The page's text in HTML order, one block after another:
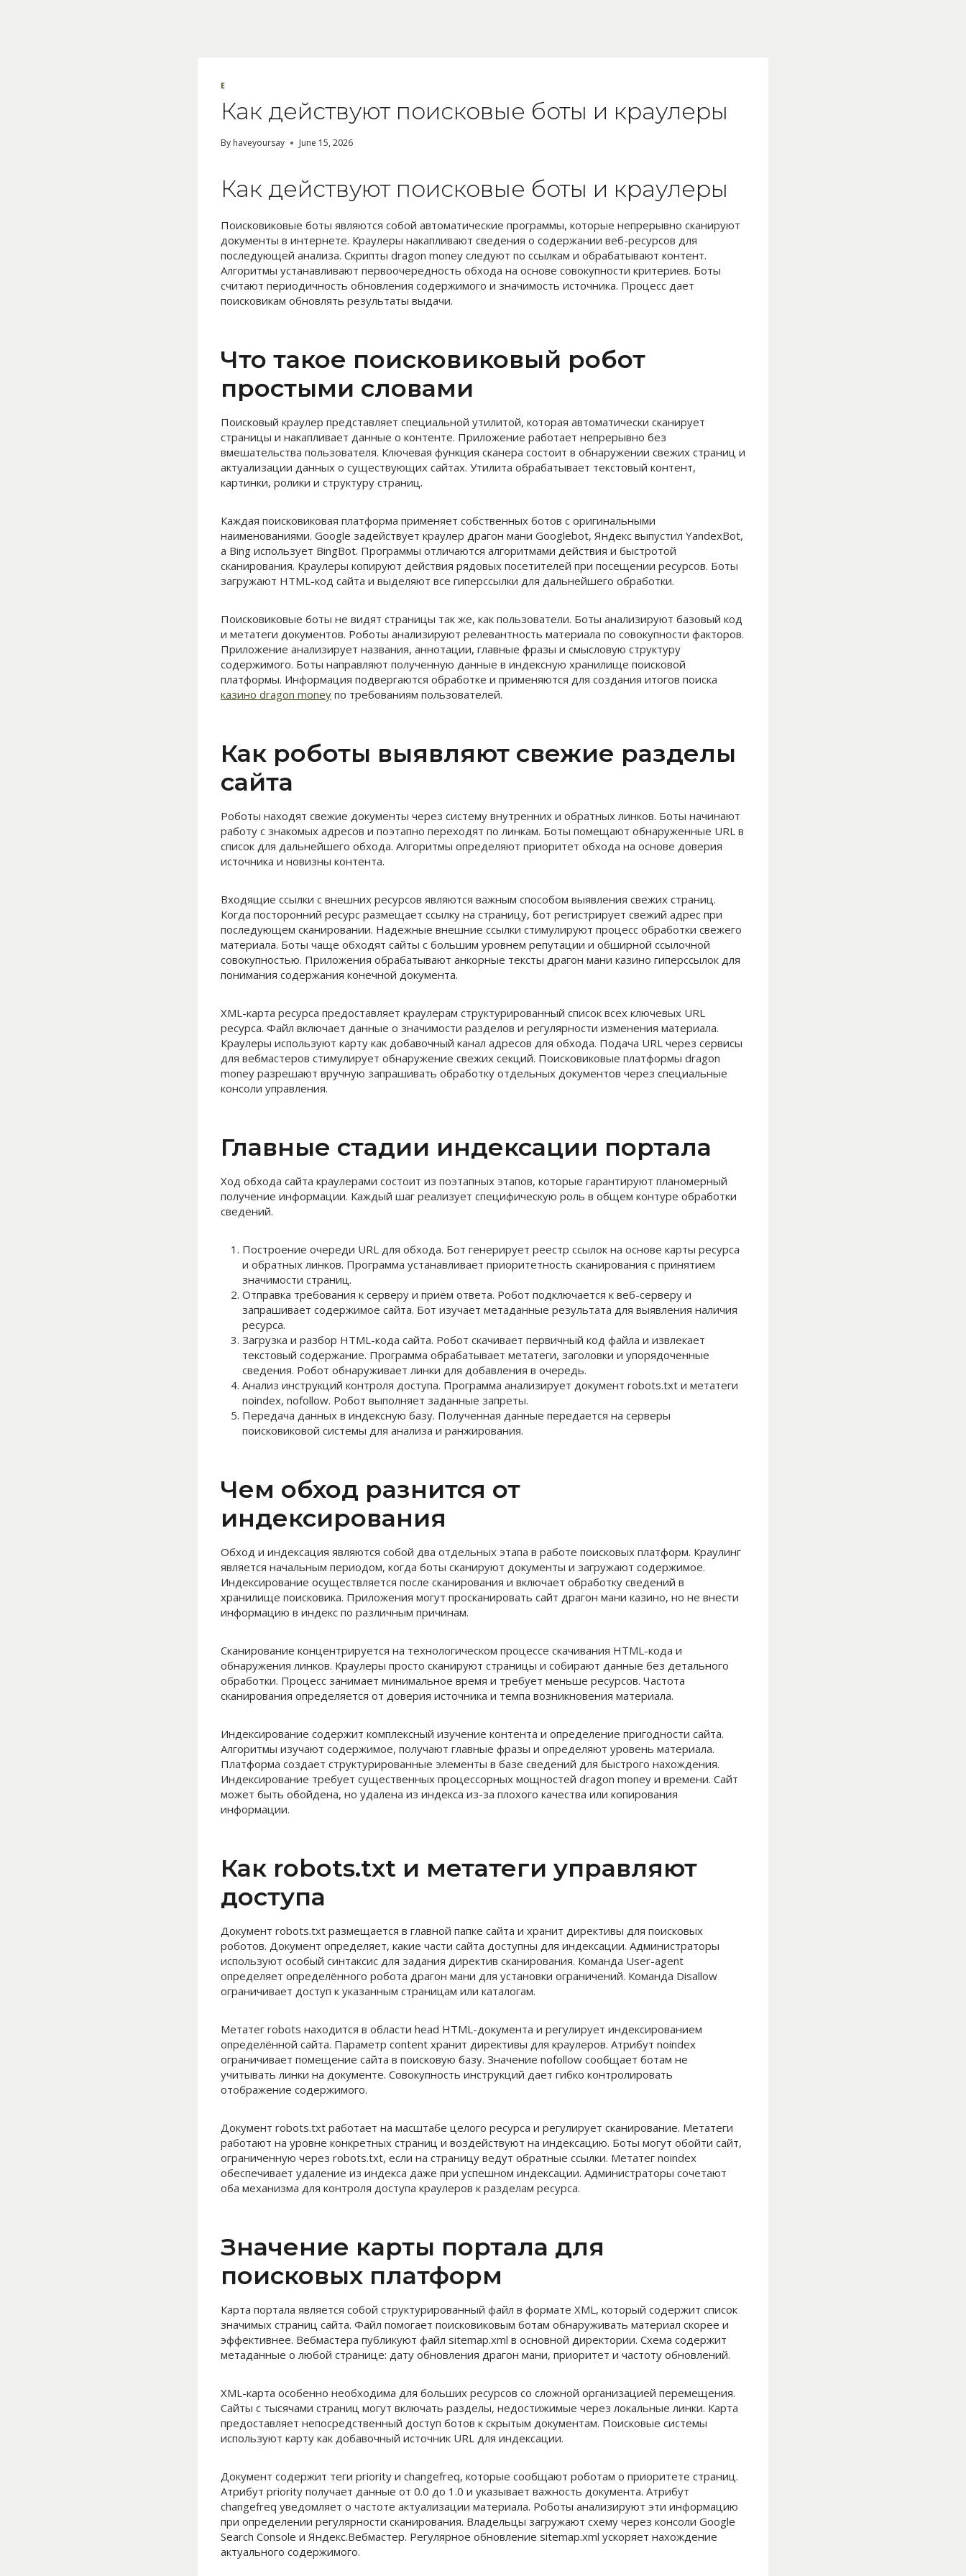
E
Как действуют поисковые боты и краулеры
By haveyoursay June 15, 2026
Как действуют поисковые боты и краулеры
Поисковиковые боты являются собой автоматические программы, которые непрерывно сканируют
документы в интернете. Краулеры накапливают сведения о содержании веб-ресурсов для
последующей анализа. Скрипты dragon money следуют по ссылкам и обрабатывают контент.
Алгоритмы устанавливают первоочередность обхода на основе совокупности критериев. Боты
считают периодичность обновления содержимого и значимость источника. Процесс дает
поисковикам обновлять результаты выдачи.
Что такое поисковиковый робот
простыми словами
Поисковый краулер представляет специальной утилитой, которая автоматически сканирует
страницы и накапливает данные о контенте. Приложение работает непрерывно без
вмешательства пользователя. Ключевая функция сканера состоит в обнаружении свежих страниц и
актуализации данных о существующих сайтах. Утилита обрабатывает текстовый контент,
картинки, ролики и структуру страниц.
Каждая поисковиковая платформа применяет собственных ботов с оригинальными
наименованиями. Google задействует краулер драгон мани Googlebot, Яндекс выпустил YandexBot,
а Bing использует BingBot. Программы отличаются алгоритмами действия и быстротой
сканирования. Краулеры копируют действия рядовых посетителей при посещении ресурсов. Боты
загружают HTML-код сайта и выделяют все гиперссылки для дальнейшего обработки.
Поисковиковые боты не видят страницы так же, как пользователи. Боты анализируют базовый код
и метатеги документов. Роботы анализируют релевантность материала по совокупности факторов.
Приложение анализирует названия, аннотации, главные фразы и смысловую структуру
содержимого. Боты направляют полученную данные в индексную хранилище поисковой
платформы. Информация подвергаются обработке и применяются для создания итогов поиска
казино dragon money по требованиям пользователей.
Как роботы выявляют свежие разделы
сайта
Роботы находят свежие документы через систему внутренних и обратных линков. Боты начинают
работу с знакомых адресов и поэтапно переходят по линкам. Боты помещают обнаруженные URL в
список для дальнейшего обхода. Алгоритмы определяют приоритет обхода на основе доверия
источника и новизны контента.
Входящие ссылки с внешних ресурсов являются важным способом выявления свежих страниц.
Когда посторонний ресурс размещает ссылку на страницу, бот регистрирует свежий адрес при
последующем сканировании. Надежные внешние ссылки стимулируют процесс обработки свежего
материала. Боты чаще обходят сайты с большим уровнем репутации и обширной ссылочной
совокупностью. Приложения обрабатывают анкорные тексты драгон мани казино гиперссылок для
понимания содержания конечной документа.
XML-карта ресурса предоставляет краулерам структурированный список всех ключевых URL
ресурса. Файл включает данные о значимости разделов и регулярности изменения материала.
Краулеры используют карту как добавочный канал адресов для обхода. Подача URL через сервисы
для вебмастеров стимулирует обнаружение свежих секций. Поисковиковые платформы dragon
money разрешают вручную запрашивать обработку отдельных документов через специальные
консоли управления.
Главные стадии индексации портала
Ход обхода сайта краулерами состоит из поэтапных этапов, которые гарантируют планомерный
получение информации. Каждый шаг реализует специфическую роль в общем контуре обработки
сведений.
Построение очереди URL для обхода. Бот генерирует реестр ссылок на основе карты ресурса
и обратных линков. Программа устанавливает приоритетность сканирования с принятием
значимости страниц.
Отправка требования к серверу и приём ответа. Робот подключается к веб-серверу и
запрашивает содержимое сайта. Бот изучает метаданные результата для выявления наличия
ресурса.
Загрузка и разбор HTML-кода сайта. Робот скачивает первичный код файла и извлекает
текстовый содержание. Программа обрабатывает метатеги, заголовки и упорядоченные
сведения. Робот обнаруживает линки для добавления в очередь.
Анализ инструкций контроля доступа. Программа анализирует документ robots.txt и метатеги
noindex, nofollow. Робот выполняет заданные запреты.
Передача данных в индексную базу. Полученная данные передается на серверы
поисковиковой системы для анализа и ранжирования.
Чем обход разнится от
индексирования
Обход и индексация являются собой два отдельных этапа в работе поисковых платформ. Краулинг
является начальным периодом, когда боты сканируют документы и загружают содержимое.
Индексирование осуществляется после сканирования и включает обработку сведений в
хранилище поисковика. Приложения могут просканировать сайт драгон мани казино, но не внести
информацию в индекс по различным причинам.
Сканирование концентрируется на технологическом процессе скачивания HTML-кода и
обнаружения линков. Краулеры просто сканируют страницы и собирают данные без детального
обработки. Процесс занимает минимальное время и требует меньше ресурсов. Частота
сканирования определяется от доверия источника и темпа возникновения материала.
Индексирование содержит комплексный изучение контента и определение пригодности сайта.
Алгоритмы изучают содержимое, получают главные фразы и определяют уровень материала.
Платформа создает структурированные элементы в базе сведений для быстрого нахождения.
Индексирование требует существенных процессорных мощностей dragon money и времени. Сайт
может быть обойдена, но удалена из индекса из-за плохого качества или копирования
информации.
Как robots.txt и метатеги управляют
доступа
Документ robots.txt размещается в главной папке сайта и хранит директивы для поисковых
роботов. Документ определяет, какие части сайта доступны для индексации. Администраторы
используют особый синтаксис для задания директив сканирования. Команда User-agent
определяет определённого робота драгон мани для установки ограничений. Команда Disallow
ограничивает доступ к указанным страницам или каталогам.
Метатег robots находится в области head HTML-документа и регулирует индексированием
определённой сайта. Параметр content хранит директивы для краулеров. Атрибут noindex
ограничивает помещение сайта в поисковую базу. Значение nofollow сообщает ботам не
учитывать линки на документе. Совокупность инструкций дает гибко контролировать
отображение содержимого.
Документ robots.txt работает на масштабе целого ресурса и регулирует сканирование. Метатеги
работают на уровне конкретных страниц и воздействуют на индексацию. Боты могут обойти сайт,
ограниченную через robots.txt, если на страницу ведут обратные ссылки. Метатег noindex
обеспечивает удаление из индекса даже при успешном индексации. Администраторы сочетают
оба механизма для контроля доступа краулеров к разделам ресурса.
Значение карты портала для
поисковых платформ
Карта портала является собой структурированный файл в формате XML, который содержит список
значимых страниц сайта. Файл помогает поисковиковым ботам обнаруживать материал скорее и
эффективнее. Вебмастера публикуют файл sitemap.xml в основной директории. Схема содержит
метаданные о любой странице: дату обновления драгон мани, приоритет и частоту обновлений.
XML-карта особенно необходима для больших ресурсов со сложной организацией перемещения.
Сайты с тысячами страниц могут включать разделы, недостижимые через локальные линки. Карта
предоставляет непосредственный доступ ботов к скрытым документам. Поисковые системы
используют карту как добавочный источник URL для индексации.
Документ содержит теги priority и changefreq, которые сообщают роботам о приоритете страниц.
Атрибут priority получает данные от 0.0 до 1.0 и указывает важность документа. Атрибут
changefreq уведомляет о частоте актуализации материала. Роботы анализируют эти информацию
при определении регулярности сканирования. Владельцы загружают схему через консоли Google
Search Console и Яндекс.Вебмастер. Регулярное обновление sitemap.xml ускоряет нахождение
актуального содержимого.